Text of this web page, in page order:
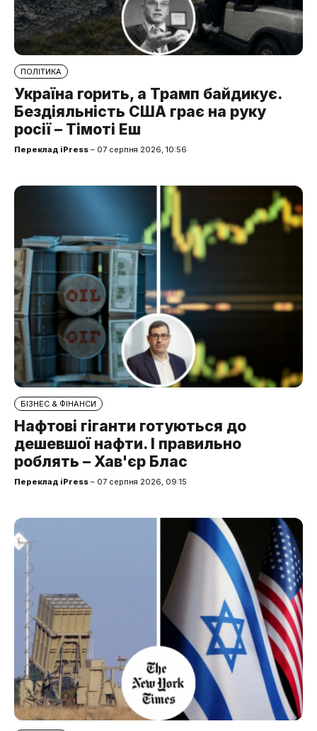
ПОЛІТИКА
Україна горить, а Трамп байдикує.
Бездіяльність США грає на руку
росії – Тімоті Еш
Переклад iPress – 07 серпня 2026, 10:56
БІЗНЕС & ФІНАНСИ
Нафтові гіганти готуються до
дешевшої нафти. І правильно
роблять – Хав'єр Блас
Переклад iPress – 07 серпня 2026, 09:15